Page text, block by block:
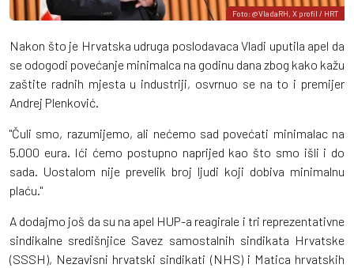
Foto: @VladaRH, X profil / HRT
Nakon što je Hrvatska udruga poslodavaca Vladi uputila apel da
se odogodi povećanje minimalca na godinu dana zbog kako kažu
zaštite radnih mjesta u industriji, osvrnuo se na to i premijer
Andrej Plenković.
"Čuli smo, razumijemo, ali nećemo sad povećati minimalac na
5.000 eura. Ići ćemo postupno naprijed kao što smo išli i do
sada. Uostalom nije prevelik broj ljudi koji dobiva minimalnu
plaću."
A dodajmo još da su na apel HUP-a reagirale i tri reprezentativne
sindikalne središnjice Savez samostalnih sindikata Hrvatske
(SSSH), Nezavisni hrvatski sindikati (NHS) i Matica hrvatskih